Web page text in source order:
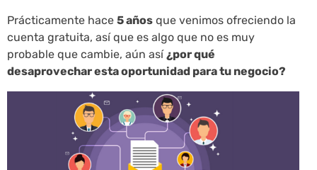
Prácticamente hace 5 años que venimos ofreciendo la
cuenta gratuita, así que es algo que no es muy
probable que cambie, aún así¿por qué
desaprovechar esta oportunidad para tu negocio?